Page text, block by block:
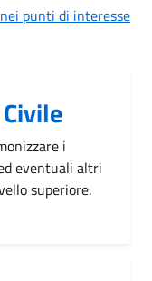
punti di interesse
i
eventuali altri
superiore.